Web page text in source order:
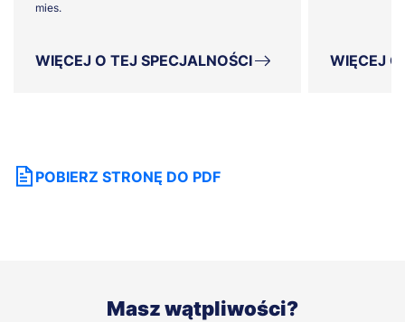
mies.
WIĘCEJ O TEJ SPECJALNOŚCI WIĘCEJ
POBIERZ STRONĘ DO PDF
Masz wątpliwości?